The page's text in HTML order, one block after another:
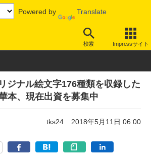
Powered by Translate
検索 Impressサイト
ック
ジナル絵文字176種類を収録した
本、現在出資を募集中
tks24 2018年5月11日 06:00